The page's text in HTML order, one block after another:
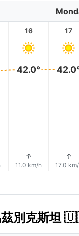
16
42.0°
↑
11.0 km/h
17
42.0°
↑
17.0
茲別克斯坦